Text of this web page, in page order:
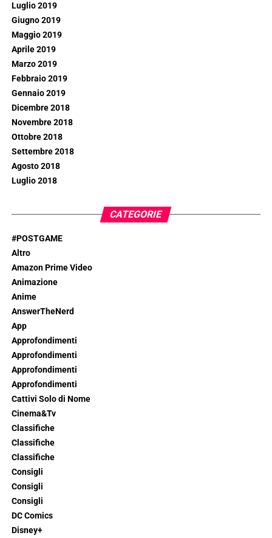
Luglio 2019
Giugno 2019
Maggio 2019
Aprile 2019
Marzo 2019
Febbraio 2019
Gennaio 2019
Dicembre 2018
Novembre 2018
Ottobre 2018
Settembre 2018
Agosto 2018
Luglio 2018
CATEGORIE
#POSTGAME
Altro
Amazon Prime Video
Animazione
Anime
AnswerTheNerd
App
Approfondimenti
Approfondimenti
Approfondimenti
Approfondimenti
Cattivi Solo di Nome
Cinema&Tv
Classifiche
Classifiche
Classifiche
Consigli
Consigli
Consigli
DC Comics
Disney+